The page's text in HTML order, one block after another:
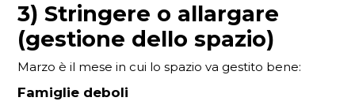
3) Stringere o allargare
(gestione dello spazio)
Marzo è il mese in cui lo spazio va gestito bene:
Famiglie deboli